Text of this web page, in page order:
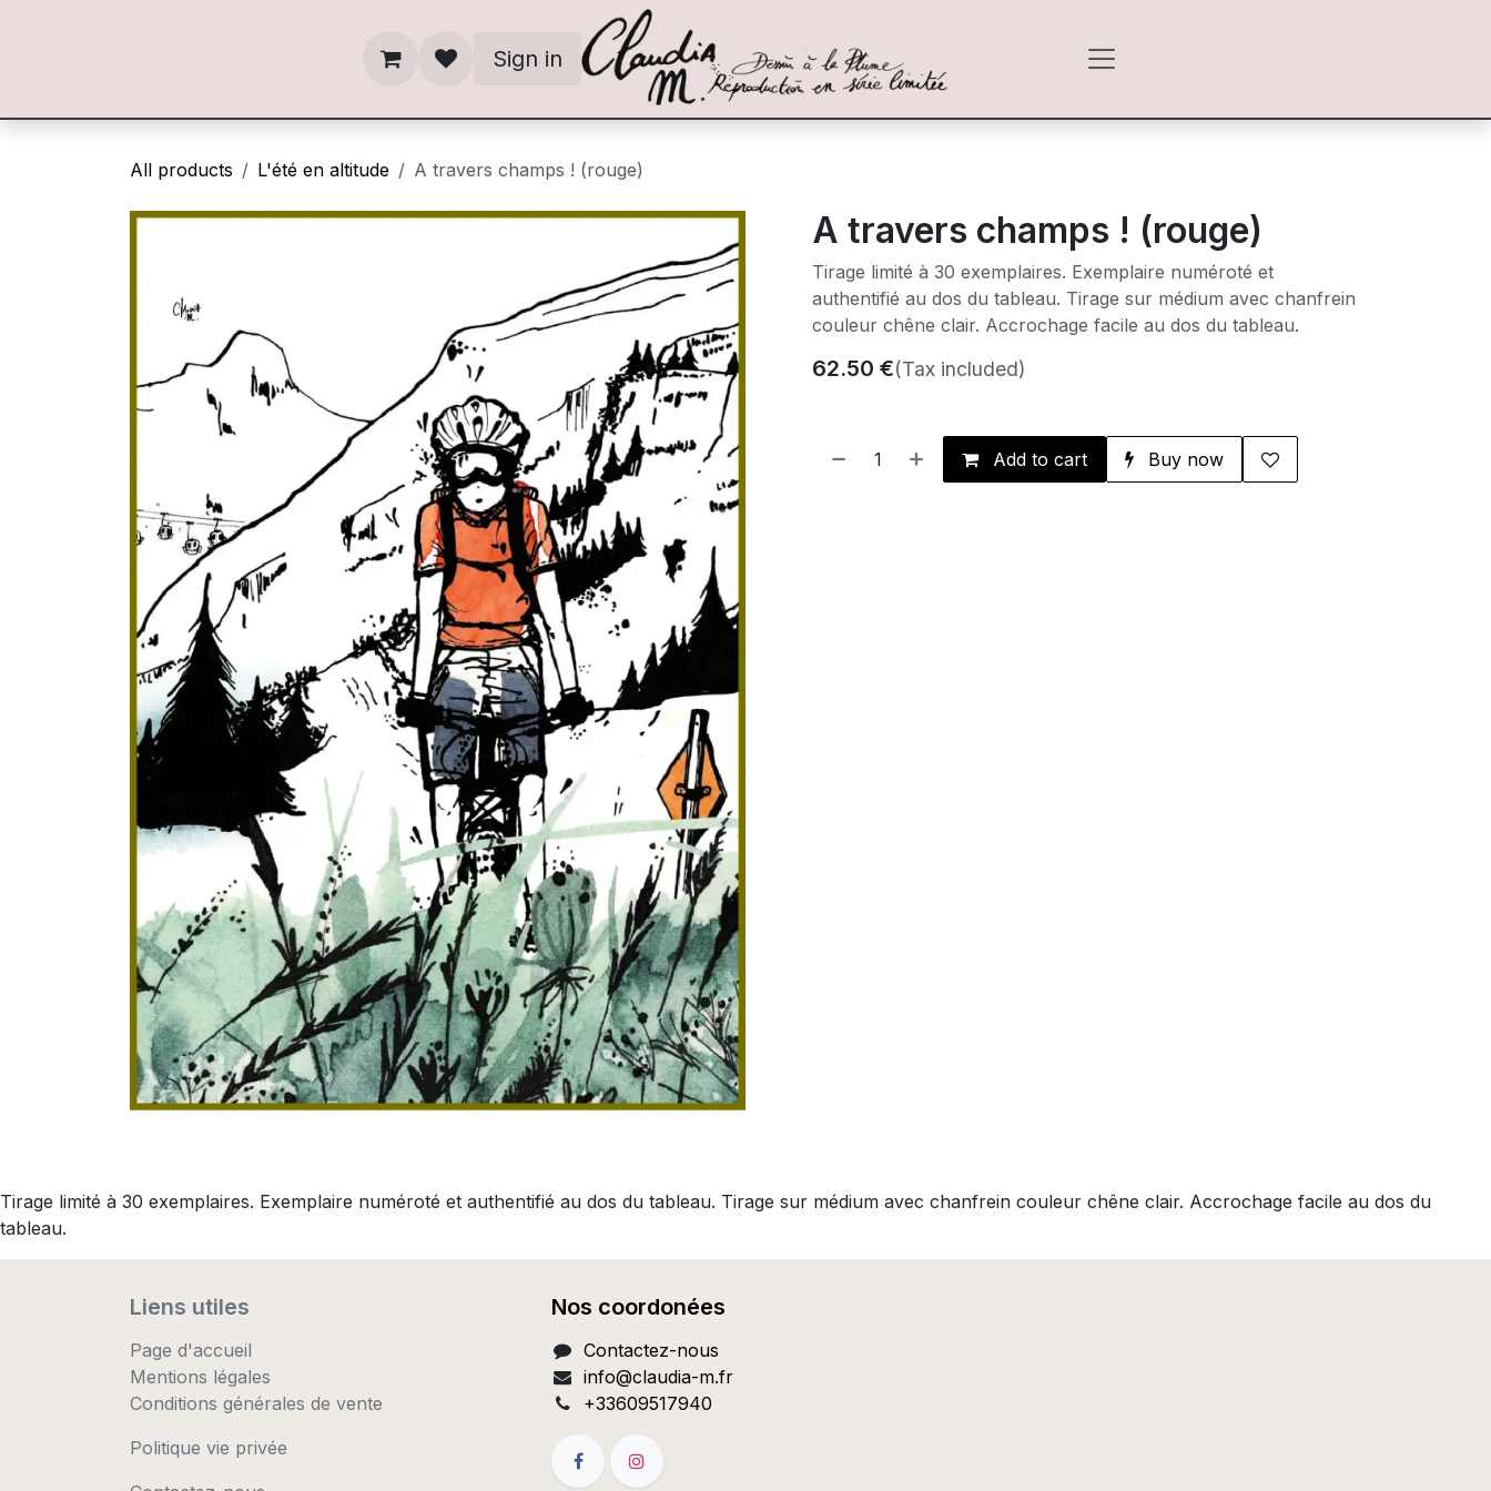
Sign in
All products L'été en altitude A travers champs ! (rouge)
A travers champs ! (rouge)
Tirage limité à 30 exemplaires. Exemplaire numéroté et
authentifié au dos du tableau. Tirage sur médium avec chanfrein
couleur chêne clair. Accrochage facile au dos du tableau.
62.50 €(Tax included)
Add to cart Buy now
Tirage limité à 30 exemplaires. Exemplaire numéroté et authentifié au dos du tableau. Tirage sur médium avec chanfrein couleur chêne clair. Accrochage facile au dos du
tableau.
Liens utiles
Page d'accueil
Mentions légales
Conditions générales de vente
Politique vie privée
Nos coordonées
Contactez-nous
info@claudia-m.fr
+33609517940